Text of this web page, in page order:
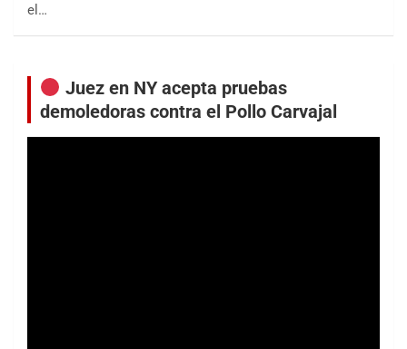
el…
Juez en NY acepta pruebas
demoledoras contra el Pollo Carvajal